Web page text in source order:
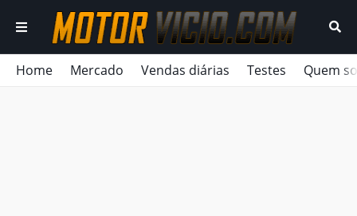
Home Mercado Vendas diárias Testes Quem